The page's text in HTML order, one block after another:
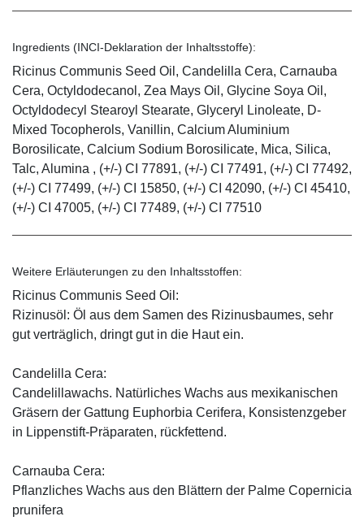
Ingredients (INCI-Deklaration der Inhaltsstoffe):
Ricinus Communis Seed Oil, Candelilla Cera, Carnauba
Cera, Octyldodecanol, Zea Mays Oil, Glycine Soya Oil,
Octyldodecyl Stearoyl Stearate, Glyceryl Linoleate, D-
Mixed Tocopherols, Vanillin, Calcium Aluminium
Borosilicate, Calcium Sodium Borosilicate, Mica, Silica,
Talc, Alumina , (+/-) CI 77891, (+/-) CI 77491, (+/-) CI 77492,
(+/-) CI 77499, (+/-) CI 15850, (+/-) CI 42090, (+/-) CI 45410,
(+/-) CI 47005, (+/-) CI 77489, (+/-) CI 77510
Weitere Erläuterungen zu den Inhaltsstoffen:
Ricinus Communis Seed Oil:
Rizinusöl: Öl aus dem Samen des Rizinusbaumes, sehr
gut verträglich, dringt gut in die Haut ein.
Candelilla Cera:
Candelillawachs. Natürliches Wachs aus mexikanischen
Gräsern der Gattung Euphorbia Cerifera, Konsistenzgeber
in Lippenstift-Präparaten, rückfettend.
Carnauba Cera:
Pflanzliches Wachs aus den Blättern der Palme Copernicia
prunifera